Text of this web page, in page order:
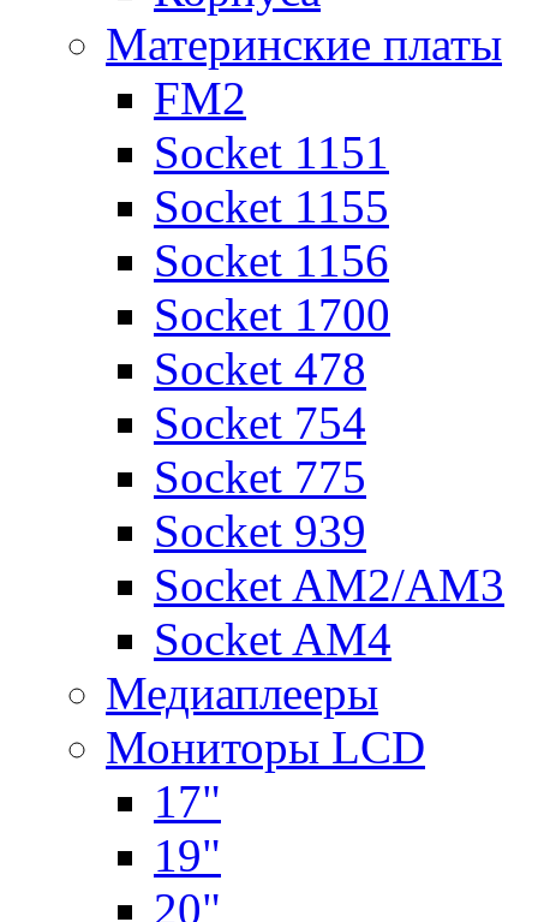
Материнские платы
FM2
Socket 1151
Socket 1155
Socket 1156
Socket 1700
Socket 478
Socket 754
Socket 775
Socket 939
Socket AM2/AM3
Socket AM4
Медиаплееры
Мониторы LCD
17"
19"
20"